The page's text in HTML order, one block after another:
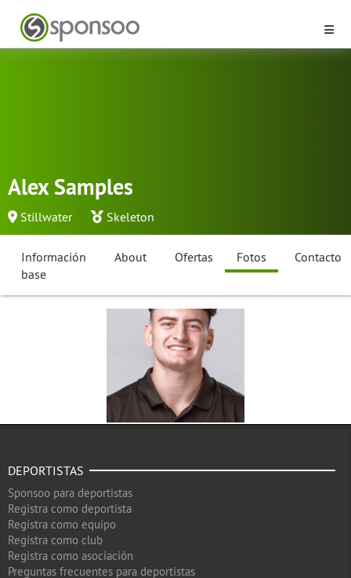
Alex Samples
Stillwater Skeleton
Información
base
About Ofertas Fotos Contacto
DEPORTISTAS
Sponsoo para deportistas
Registra como deportista
Registra como equipo
Registra como club
Registra como asociación
Preguntas frecuentes para deportistas